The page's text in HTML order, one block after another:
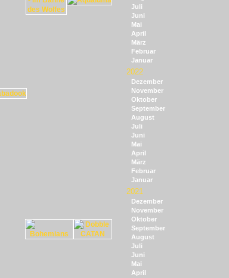
Juli
Juni
Mai
April
März
Februar
Januar
2022
Dezember
November
Oktober
September
August
Juli
Juni
Mai
April
März
Februar
Januar
2021
Dezember
November
Oktober
September
August
Juli
Juni
Mai
April